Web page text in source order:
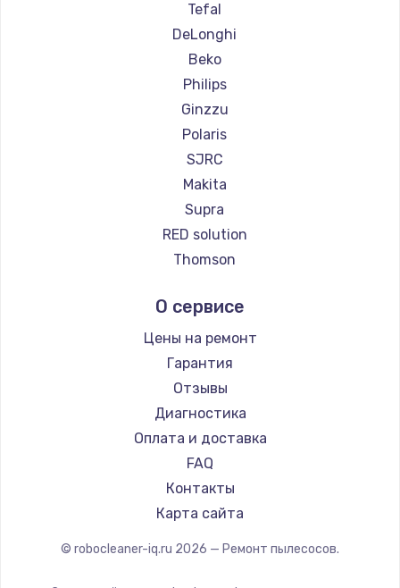
Ремонт пылесосов Haier
Ремонт пылесосов Pioneer
Ремонт пылесосов Electrolux
Ремонт пылесосов Grundig
Ремонт пылесосов BBK
Ремонт пылесосов Scarlett
Ремонт пылесосов Kyvol
Ремонт пылесосов Eigen
Ремонт пылесосов Honor
Ремонт пылесосов Qyron
Ремонт пылесосов Doffler
Ремонт пылесосов Bosch
Ремонт пылесосов Elitech
Ремонт пылесосов STIHL
Ремонт пылесосов Kirby
Tefal
DeLonghi
Beko
Philips
Ginzzu
Polaris
SJRC
Makita
Supra
RED solution
Thomson
lydsto
Atvel
Tineco
Tuvio
Clever clean
DEXP
Haier
Pioneer
Electrolux
Scarlett
О сервисе
Цены на ремонт
Гарантия
Отзывы
Диагностика
Оплата и доставка
FAQ
Контакты
Карта сайта
© robocleaner-iq.ru 2026 — Ремонт пылесосов.